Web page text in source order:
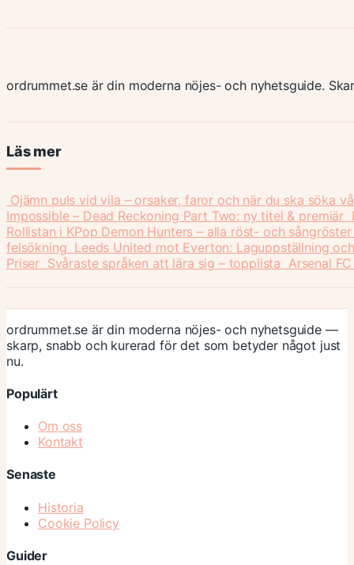
ordrummet.se är din moderna nöjes- och nyhetsguide.
Läs mer
Ojämn puls vid vila – orsaker, faror och när du ska söka
Impossible – Dead Reckoning Part Two: ny titel & premiär
Rollistan i KPop Demon Hunters – alla röst- och sångröster
felsökning Leeds United mot Everton: Laguppställning
Priser Svåraste språken att lära sig – topplista Arsenal
ordrummet.se är din moderna nöjes- och nyhetsguide —
skarp, snabb och kurerad för det som betyder något just
nu.
Populärt
Om oss
Kontakt
Senaste
Historia
Cookie Policy
Guider